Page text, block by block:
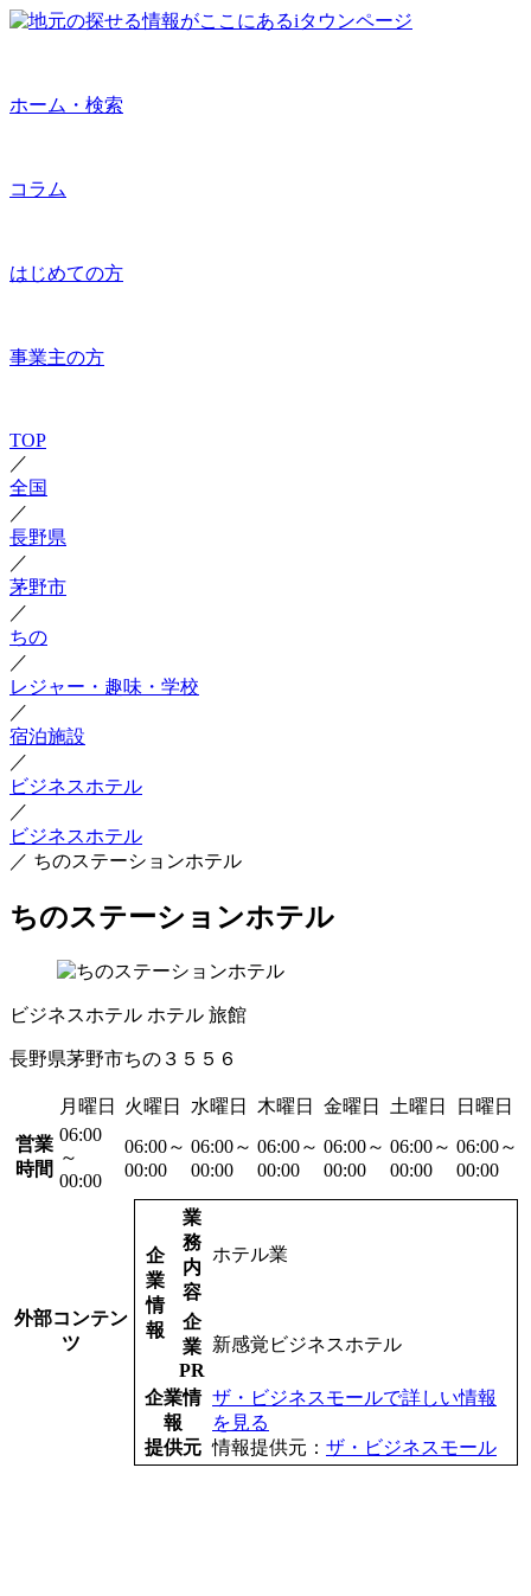
ホーム・検索
コラム
はじめての方
事業主の方
TOP
／
全国
／
長野県
／
茅野市
／
ちの
／
レジャー・趣味・学校
／
宿泊施設
／
ビジネスホテル
／
ビジネスホテル
／ ちのステーションホテル
ちのステーションホテル
ビジネスホテル ホテル 旅館
長野県茅野市ちの３５５６
月曜日 火曜日 水曜日 木曜日 金曜日 土曜日
日曜日
営業
時間
06:00
～
00:00
06:00～
00:00
06:00～
00:00
06:00～
00:00
06:00～
00:00
06:00～
00:00
06:00～
00:00
外部コンテン
ツ
企
業
情
報
業
務
内
容
ホテル業
企
業
PR
新感覚ビジネスホテル
企業情
報
提供元
ザ・ビジネスモールで詳しい情報
を見る
情報提供元： ザ・ビジネスモール